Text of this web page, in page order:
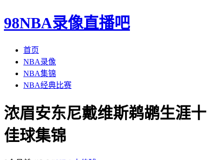
98NBA录像直播吧
首页
NBA录像
NBA集锦
NBA经典比赛
浓眉安东尼戴维斯鹈鹕生涯十
佳球集锦